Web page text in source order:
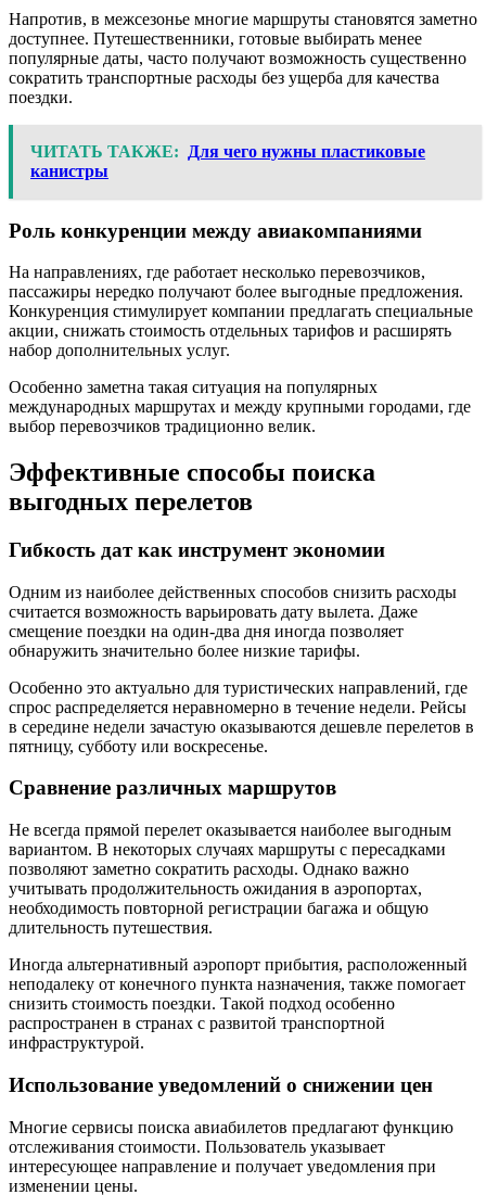
Напротив, в межсезонье многие маршруты становятся заметно
доступнее. Путешественники, готовые выбирать менее
популярные даты, часто получают возможность существенно
сократить транспортные расходы без ущерба для качества
поездки.
ЧИТАТЬ ТАКЖЕ:
Для чего нужны пластиковые
канистры
Роль конкуренции между авиакомпаниями
На направлениях, где работает несколько перевозчиков,
пассажиры нередко получают более выгодные предложения.
Конкуренция стимулирует компании предлагать специальные
акции, снижать стоимость отдельных тарифов и расширять
набор дополнительных услуг.
Особенно заметна такая ситуация на популярных
международных маршрутах и между крупными городами, где
выбор перевозчиков традиционно велик.
Эффективные способы поиска
выгодных перелетов
Гибкость дат как инструмент экономии
Одним из наиболее действенных способов снизить расходы
считается возможность варьировать дату вылета. Даже
смещение поездки на один-два дня иногда позволяет
обнаружить значительно более низкие тарифы.
Особенно это актуально для туристических направлений, где
спрос распределяется неравномерно в течение недели. Рейсы
в середине недели зачастую оказываются дешевле перелетов в
пятницу, субботу или воскресенье.
Сравнение различных маршрутов
Не всегда прямой перелет оказывается наиболее выгодным
вариантом. В некоторых случаях маршруты с пересадками
позволяют заметно сократить расходы. Однако важно
учитывать продолжительность ожидания в аэропортах,
необходимость повторной регистрации багажа и общую
длительность путешествия.
Иногда альтернативный аэропорт прибытия, расположенный
неподалеку от конечного пункта назначения, также помогает
снизить стоимость поездки. Такой подход особенно
распространен в странах с развитой транспортной
инфраструктурой.
Использование уведомлений о снижении цен
Многие сервисы поиска авиабилетов предлагают функцию
отслеживания стоимости. Пользователь указывает
интересующее направление и получает уведомления при
изменении цены.